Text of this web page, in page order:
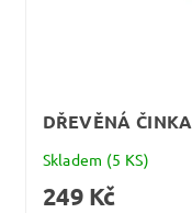
DŘEVĚNÁ ČINKA
Skladem (5 KS)
249 Kč